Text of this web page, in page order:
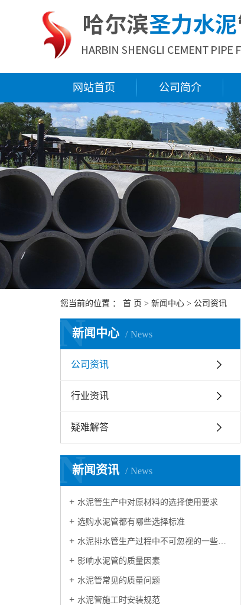
网站首页 公司简介
您当前的位置 ： 首 页 > 新闻中心 > 公司资讯
新闻中心 News
N
公司资讯
行业资讯
疑难解答
新闻资讯 News
N
水泥管生产中对原材料的选择使用要求
选购水泥管都有哪些选择标准
水泥排水管生产过程中不可忽视的一些问题
影响水泥管的质量因素
水泥管常见的质量问题
水泥管施工时安装规范